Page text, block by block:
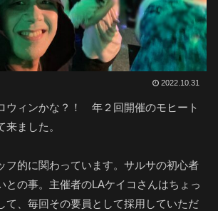
2022.10.31
ウィンかな？！ 年２回開催のモヒート
ました。
フ的に関わっています。サルサの初心者
との事。主催者のLAケイコさんはちょっ
て、毎回その要員として採用していただ